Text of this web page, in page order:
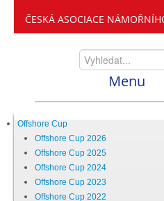
ČESKÁ ASOCIACE
Menu
Home
ČANY
Offshore Cup
Offshore Cup 2026
Offshore Cup 2025
Offshore Cup 2024
Offshore Cup 2023
Offshore Cup 2022